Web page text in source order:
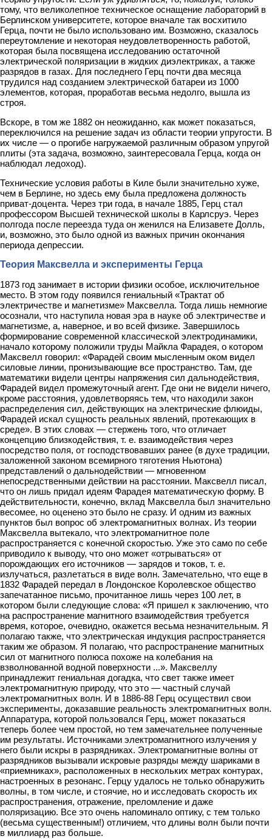
тому, что великолепное техническое оснащение лабораторий в
Берлинском университете, которое вначале так восхитило
Герца, почти не было использовано им. Возможно, сказалось
переутомление и некоторая неудовлетворенность работой,
которая была посвящена исследованию остаточной
электрической поляризации в жидких диэлектриках, а также
разрядов в газах. Для последнего Герц почти два месяца
трудился над созданием электрической батареи из 1000
элементов, которая, проработав весьма недолго, вышла из
строя.
Вскоре, в том же 1882 он неожиданно, как может показаться,
переключился на решение задач из области теории упругости. В
их числе — о прогибе нагружаемой различным образом упругой
плиты (эта задача, возможно, заинтересовала Герца, когда он
наблюдал ледоход).
Технические условия работы в Киле были значительно хуже,
чем в Берлине, но здесь ему была предложена должность
приват-доцента. Через три года, в начале 1885, Герц стал
профессором Высшей технической школы в Карлсруэ. Через
полгода после переезда туда он женился на Елизавете Долль,
и, возможно, это было одной из важных причин окончания
периода депрессии.
Теория Максвелла и эксперименты Герца
1873 год занимает в истории физики особое, исключительное
место. В этом году появился гениальный «Трактат об
электричестве и магнетизме» Максвелла. Тогда лишь немногие
осознали, что наступила новая эра в науке об электричестве и
магнетизме, а, наверное, и во всей физике. Завершилось
формирование современной классической электродинамики,
начало которому положили труды Майкла Фарадея, о котором
Максвелл говорил: «Фарадей своим мысленным оком видел
силовые линии, пронизывающие все пространство. Там, где
математики видели центры напряжения сил дальнодействия,
Фарадей видел промежуточный агент. Где они не видели ничего,
кроме расстояния, удовлетворяясь тем, что находили закон
распределения сил, действующих на электрические флюиды,
Фарадей искал сущность реальных явлений, протекающих в
среде». В этих словах — стержень того, что отличает
концепцию близкодействия, т. е. взаимодействия через
посредство поля, от господствовавших ранее (в духе традиции,
заложенной законом всемирного тяготения Ньютона)
представлений о дальнодействии — мгновенном
непосредственными действии на расстоянии. Максвелл писал,
что он лишь придал идеям Фарадея математическую форму. В
действительности, конечно, вклад Максвелла был значительно
весомее, но оценено это было не сразу. И одним из важных
пунктов был вопрос об электромагнитных волнах. Из теории
Максвелла вытекало, что электромагнитное поле
распространяется с конечной скоростью. Уже это само по себе
приводило к выводу, что оно может «отрываться» от
порождающих его источников — зарядов и токов, т. е.
излучаться, разлетаться в виде волн. Замечательно, что еще в
1832 Фарадей передал в Лондонское Королевское общество
запечатанное письмо, прочитанное лишь через 100 лет, в
котором были следующие слова: «Я пришел к заключению, что
на распространение магнитного взаимодействия требуется
время, которое, очевидно, окажется весьма незначительным. Я
полагаю также, что электрическая индукция распространяется
таким же образом. Я полагаю, что распространение магнитных
сил от магнитного полюса похоже на колебания на
взволнованной водной поверхности ...». Максвеллу
принадлежит гениальная догадка, что свет также имеет
электромагнитную природу, что это — частный случай
электромагнитных волн. И в 1886-88 Герц осуществил свои
эксперименты, доказавшие реальность электромагнитных волн.
Аппаратура, которой пользовался Герц, может показаться
теперь более чем простой, но тем замечательнее полученные
им результаты. Источниками электромагнитного излучения у
него были искры в разрядниках. Электромагнитные волны от
разрядников вызывали искровые разряды между шариками в
«приемниках», расположенных в нескольких метрах контурах,
настроенных в резонанс. Герцу удалось не только обнаружить
волны, в том числе, и стоячие, но и исследовать скорость их
распространения, отражение, преломление и даже
поляризацию. Все это очень напоминало оптику, с тем только
(весьма существенным!) отличием, что длины волн были почти
в миллиард раз больше.